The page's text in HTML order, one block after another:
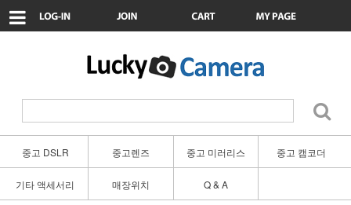
중고 DSLR 중고렌즈 중고 미러리스 중고 캠코더
기타 액세서리 매장위치
Q & A